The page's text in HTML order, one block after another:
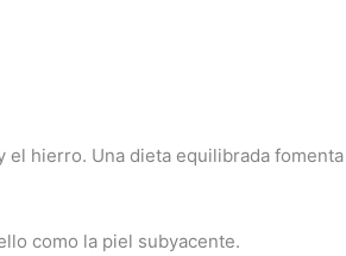
el hierro. Una dieta equilibrada fomenta
como la piel subyacente.